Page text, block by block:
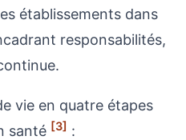
établissements dans
responsabilités,
vie en quatre étapes
santé [3] :